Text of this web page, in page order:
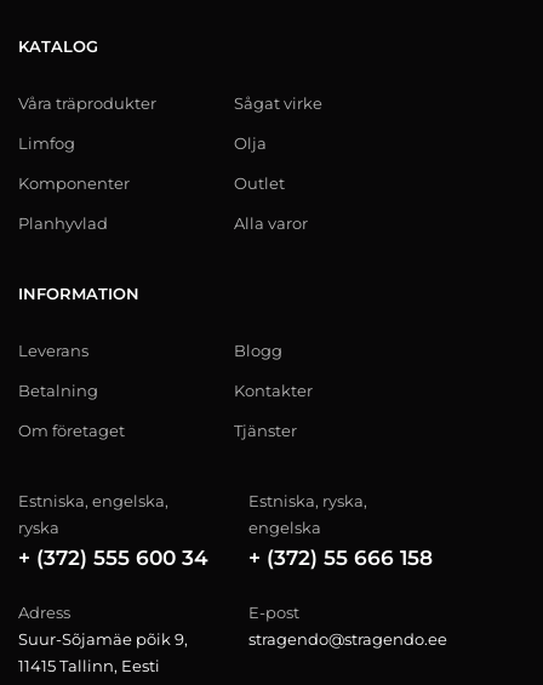
KATALOG
Våra träprodukter
Limfog
Komponenter
Planhyvlad
Sågat virke
Olja
Outlet
Alla varor
INFORMATION
Leverans
Betalning
Om företaget
Blogg
Kontakter
Tjänster
Estniska, engelska,
ryska
+ (372) 555 600 34
Estniska, ryska,
engelska
+ (372) 55 666 158
Adress
Suur-Sõjamäe põik 9,
11415 Tallinn, Eesti
E-post
stragendo@stragendo.ee